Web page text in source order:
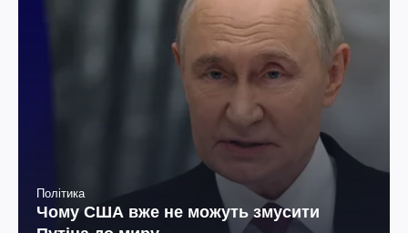
Політика
Чому США вже не можуть змусити